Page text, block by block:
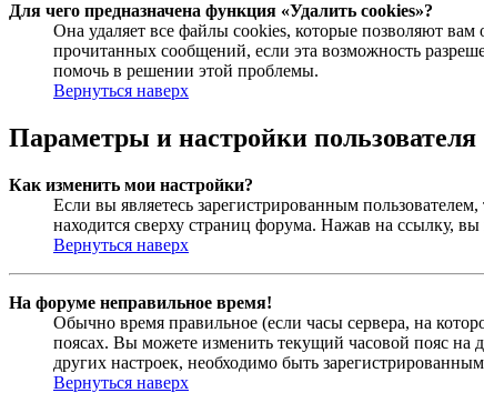
Для чего предназначена функция «Удалить cookies»?
Она удаляет все файлы cookies, которые позволяют
прочитанных сообщений, если эта возможность
помочь в решении этой проблемы.
Вернуться наверх
Параметры и настройки пользователя
Как изменить мои настройки?
Если вы являетесь зарегистрированным
находится сверху страниц форума. Нажав на ссылку,
Вернуться наверх
На форуме неправильное время!
Обычно время правильное (если часы сервера, на
поясах. Вы можете изменить текущий часовой пояс на
других настроек, необходимо быть
Вернуться наверх